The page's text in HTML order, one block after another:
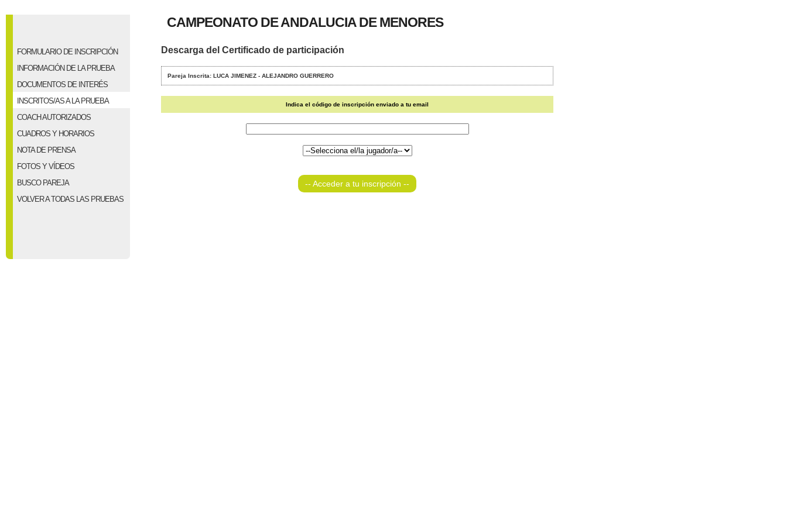
FORMULARIO DE INSCRIPCIÓN
INFORMACIÓN DE LA PRUEBA
DOCUMENTOS DE INTERÉS
INSCRITOS/AS A LA PRUEBA
COACH AUTORIZADOS
CUADROS Y HORARIOS
NOTA DE PRENSA
FOTOS Y VÍDEOS
BUSCO PAREJA
VOLVER A TODAS LAS PRUEBAS
CAMPEONATO DE ANDALUCIA DE MENORES
Descarga del Certificado de participación
Pareja Inscrita: LUCA JIMENEZ - ALEJANDRO GUERRERO
Indica el código de inscripción enviado a tu email
-- Acceder a tu inscripción --